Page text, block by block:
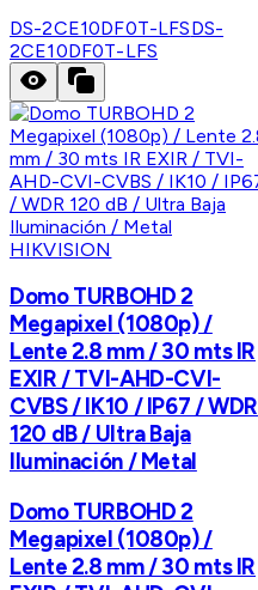
DS-2CE10DF0T-LFSDS-
2CE10DF0T-LFS
HIKVISION
Domo TURBOHD 2
Megapixel (1080p) /
Lente 2.8 mm / 30 mts IR
EXIR / TVI-AHD-CVI-
CVBS / IK10 / IP67 / WDR
120 dB / Ultra Baja
Iluminación / Metal
Domo TURBOHD 2
Megapixel (1080p) /
Lente 2.8 mm / 30 mts IR